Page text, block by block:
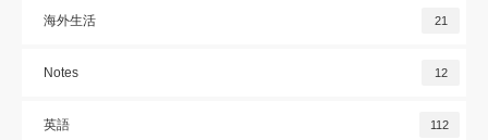
海外生活 21
Notes 12
英語 112